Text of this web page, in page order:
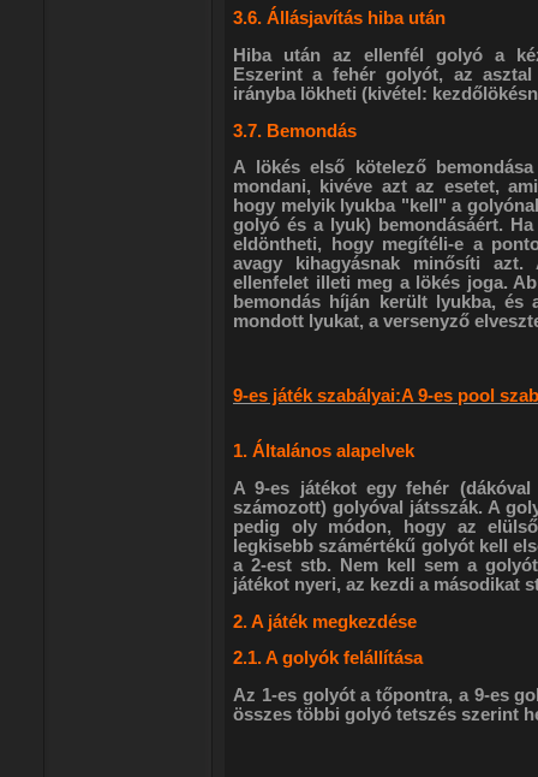
3.6. Állásjavítás hiba után
Hiba után az ellenfél golyó a
Eszerint a fehér golyót, az
irányba lökheti (kivétel:
3.7. Bemondás
A lökés első kötelező
mondani, kivéve azt az esetet,
hogy melyik lyukba "kell" a
golyó és a lyuk) bemondásáért.
eldöntheti, hogy megítéli-e a
avagy kihagyásnak minősíti azt.
ellenfelet illeti meg a lökés joga.
bemondás híján került lyukba, és
mondott lyukat, a versenyző
9-es játék szabályai:A 9-es pool
1. Általános alapelvek
A 9-es játékot egy fehér
számozott) golyóval játsszák. A
pedig oly módon, hogy az
legkisebb számértékű golyót kell
a 2-est stb. Nem kell sem a
játékot nyeri, az kezdi a másodikat
2. A játék megkezdése
2.1. A golyók felállítása
Az 1-es golyót a tőpontra, a 9-es
összes többi golyó tetszés szerint